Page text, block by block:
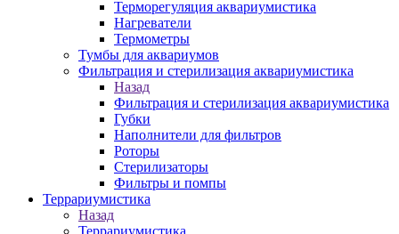
Терморегуляция аквариумистика
Нагреватели
Термометры
Тумбы для аквариумов
Фильтрация и стерилизация аквариумистика
Назад
Фильтрация и стерилизация аквариумистика
Губки
Наполнители для фильтров
Роторы
Стерилизаторы
Фильтры и помпы
Террариумистика
Назад
Террариумистика